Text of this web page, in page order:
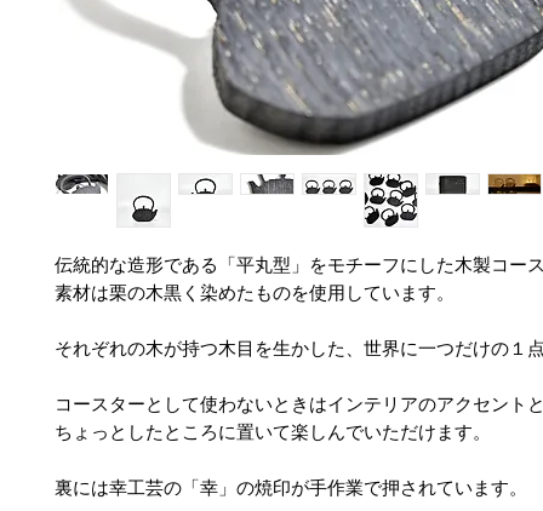
伝統的な造形である「平丸型」をモチーフにした木製コー
素材は栗の木黒く染めたものを使用しています。
それぞれの木が持つ木目を生かした、世界に一つだけの１
コースターとして使わないときはインテリアのアクセント
ちょっとしたところに置いて楽しんでいただけます。
裏には幸工芸の「幸」の焼印が手作業で押されています。